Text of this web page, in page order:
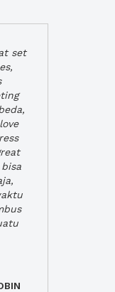
set